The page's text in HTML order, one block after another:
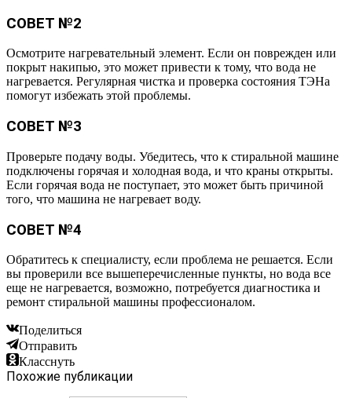
СОВЕТ №2
Осмотрите нагревательный элемент. Если он поврежден или
покрыт накипью, это может привести к тому, что вода не
нагревается. Регулярная чистка и проверка состояния ТЭНа
помогут избежать этой проблемы.
СОВЕТ №3
Проверьте подачу воды. Убедитесь, что к стиральной машине
подключены горячая и холодная вода, и что краны открыты.
Если горячая вода не поступает, это может быть причиной
того, что машина не нагревает воду.
СОВЕТ №4
Обратитесь к специалисту, если проблема не решается. Если
вы проверили все вышеперечисленные пункты, но вода все
еще не нагревается, возможно, потребуется диагностика и
ремонт стиральной машины профессионалом.
Поделиться
Отправить
Класснуть
Похожие публикации